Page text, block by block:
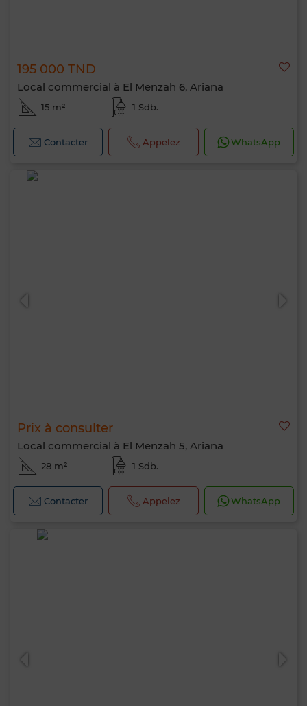
195 000 TND
Local commercial à El Menzah 6, Ariana
15 m² 1 Sdb.
Contacter Appelez WhatsApp
Prix à consulter
Local commercial à El Menzah 5, Ariana
28 m² 1 Sdb.
Contacter Appelez WhatsApp